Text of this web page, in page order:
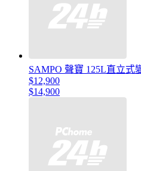
SAMPO 聲寶 125L直立式
$12,900
$14,900